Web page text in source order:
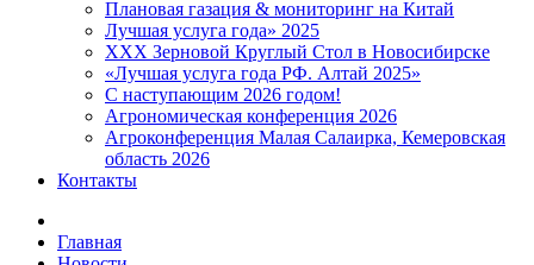
Плановая газация & мониторинг на Китай
Лучшая услуга года» 2025
XXX Зерновой Круглый Стол в Новосибирске
«Лучшая услуга года РФ. Алтай 2025»
С наступающим 2026 годом!
Агрономическая конференция 2026
Агроконференция Малая Салаирка, Кемеровская
область 2026
Контакты
Главная